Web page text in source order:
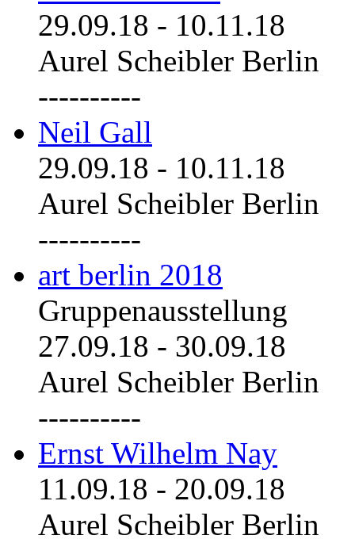
29.09.18 - 10.11.18
Aurel Scheibler Berlin
----------
Neil Gall
29.09.18 - 10.11.18
Aurel Scheibler Berlin
----------
art berlin 2018
Gruppenausstellung
27.09.18 - 30.09.18
Aurel Scheibler Berlin
----------
Ernst Wilhelm Nay
11.09.18 - 20.09.18
Aurel Scheibler Berlin